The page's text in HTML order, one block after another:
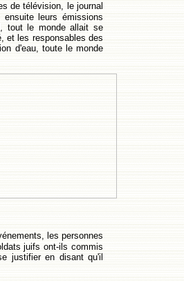
de télévision, le journal
leurs émissions
tout le monde allait se
et les responsables des
d'eau, toute le monde
les personnes
juifs ont-ils commis
justifier en disant qu'il